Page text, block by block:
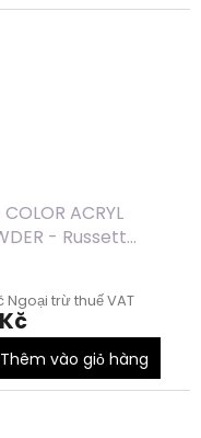
COLOR ACRYL
- Russett
Ngoại trừ thuế VAT
Thêm vào giỏ hàng